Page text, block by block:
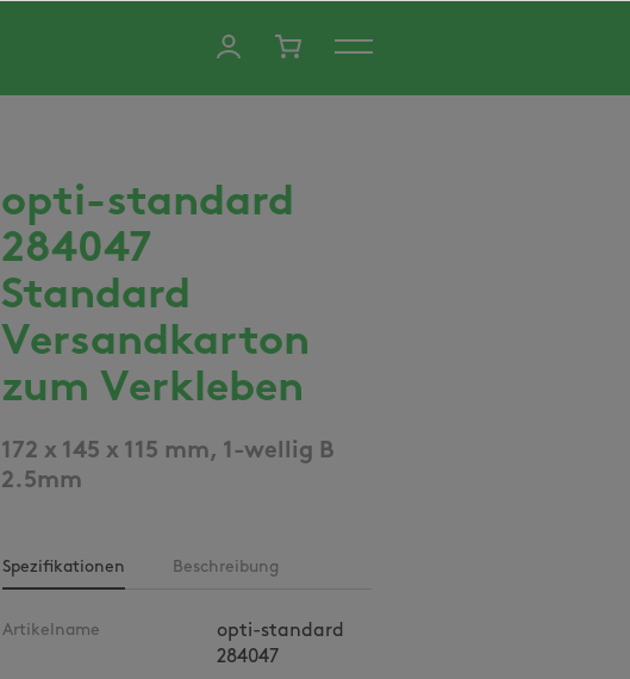
opti-standard
284047
Standard
Versandkarton
zum Verkleben
172 x 145 x 115 mm, 1-wellig B
2.5mm
Spezifikationen Beschreibung
Artikelname
opti-standard
284047